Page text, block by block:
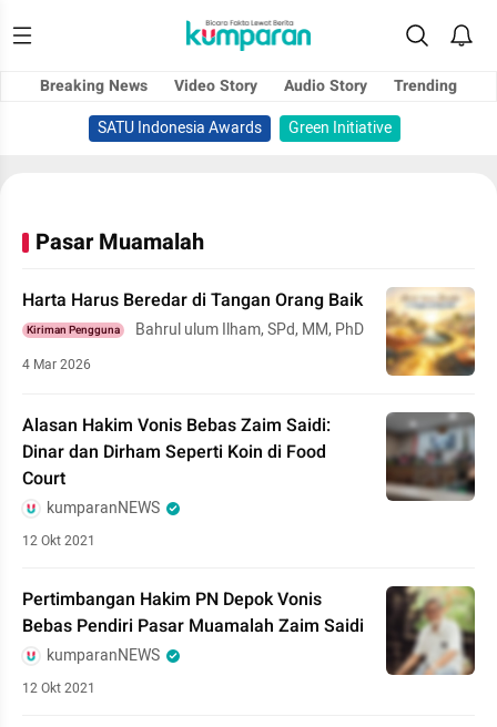
Breaking News Video Story Audio Story
Trending
SATU Indonesia Awards
Green Initiative
Pasar Muamalah
Harta Harus Beredar di Tangan Orang Baik
Kiriman Pengguna Bahrul ulum Ilham, SPd, MM, PhD
4 Mar 2026
Alasan Hakim Vonis Bebas Zaim Saidi:
Dinar dan Dirham Seperti Koin di Food
Court
kumparanNEWS
12 Okt 2021
Pertimbangan Hakim PN Depok Vonis
Bebas Pendiri Pasar Muamalah Zaim Saidi
kumparanNEWS
12 Okt 2021